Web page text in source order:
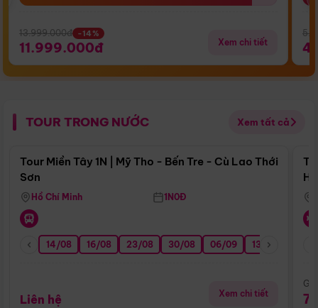
13.999.000đ -14%
11.999.000đ Xem chi tiết
TOUR TRONG NƯỚC Xem tất cả
Điểm nổi bật
Tour Miền Tây 1N | Mỹ Tho - Bến Tre - Cù Lao Thới
Sơn
Hồ Chí Minh 1N0Đ
14/08 16/08 23/08 30/08 06/09 13/09
Liên hệ Xem chi tiết